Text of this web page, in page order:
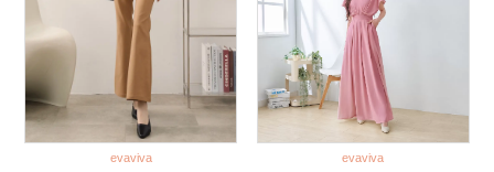
evaviva evaviva